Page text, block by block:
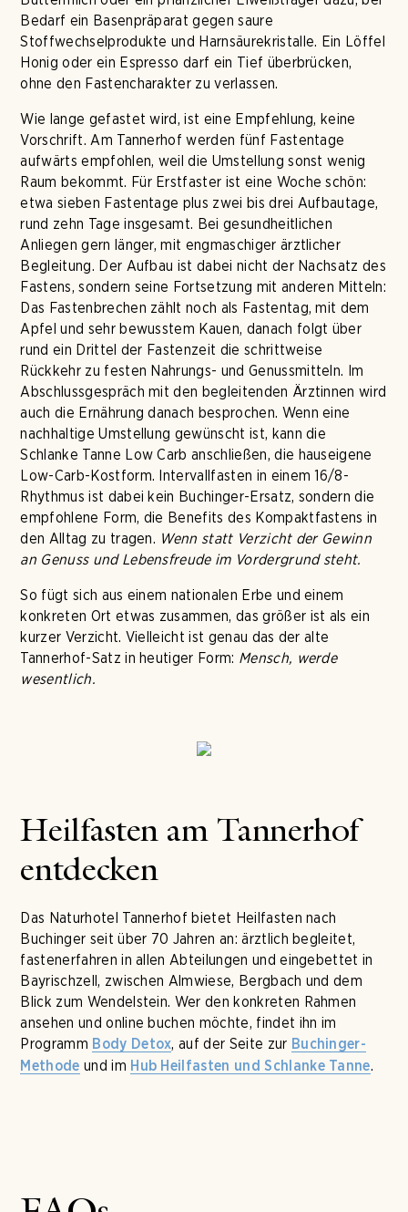
Bedarf ein Basenpräparat gegen saure
Stoffwechselprodukte und Harnsäurekristalle. Ein Löffel
Honig oder ein Espresso darf ein Tief überbrücken,
ohne den Fastencharakter zu verlassen.
Wie lange gefastet wird, ist eine Empfehlung, keine
Vorschrift. Am Tannerhof werden fünf Fastentage
aufwärts empfohlen, weil die Umstellung sonst wenig
Raum bekommt. Für Erstfaster ist eine Woche schön:
etwa sieben Fastentage plus zwei bis drei Aufbautage,
rund zehn Tage insgesamt. Bei gesundheitlichen
Anliegen gern länger, mit engmaschiger ärztlicher
Begleitung. Der Aufbau ist dabei nicht der Nachsatz des
Fastens, sondern seine Fortsetzung mit anderen Mitteln:
Das Fastenbrechen zählt noch als Fastentag, mit dem
Apfel und sehr bewusstem Kauen, danach folgt über
rund ein Drittel der Fastenzeit die schrittweise
Rückkehr zu festen Nahrungs- und Genussmitteln. Im
Abschlussgespräch mit den begleitenden Ärztinnen wird
auch die Ernährung danach besprochen. Wenn eine
nachhaltige Umstellung gewünscht ist, kann die
Schlanke Tanne Low Carb anschließen, die hauseigene
Low-Carb-Kostform. Intervallfasten in einem 16/8-
Rhythmus ist dabei kein Buchinger-Ersatz, sondern die
empfohlene Form, die Benefits des Kompaktfastens in
den Alltag zu tragen. Wenn statt Verzicht der Gewinn
an Genuss und Lebensfreude im Vordergrund steht.
So fügt sich aus einem nationalen Erbe und einem
konkreten Ort etwas zusammen, das größer ist als ein
kurzer Verzicht. Vielleicht ist genau das der alte
Tannerhof-Satz in heutiger Form: Mensch, werde
wesentlich.
Heilfasten am Tannerhof
entdecken
Das Naturhotel Tannerhof bietet Heilfasten nach
Buchinger seit über 70 Jahren an: ärztlich begleitet,
fastenerfahren in allen Abteilungen und eingebettet in
Bayrischzell, zwischen Almwiese, Bergbach und dem
Blick zum Wendelstein. Wer den konkreten Rahmen
ansehen und online buchen möchte, findet ihn im
Programm Body Detox, auf der Seite zur Buchinger-
Methode und im Hub Heilfasten und Schlanke Tanne.